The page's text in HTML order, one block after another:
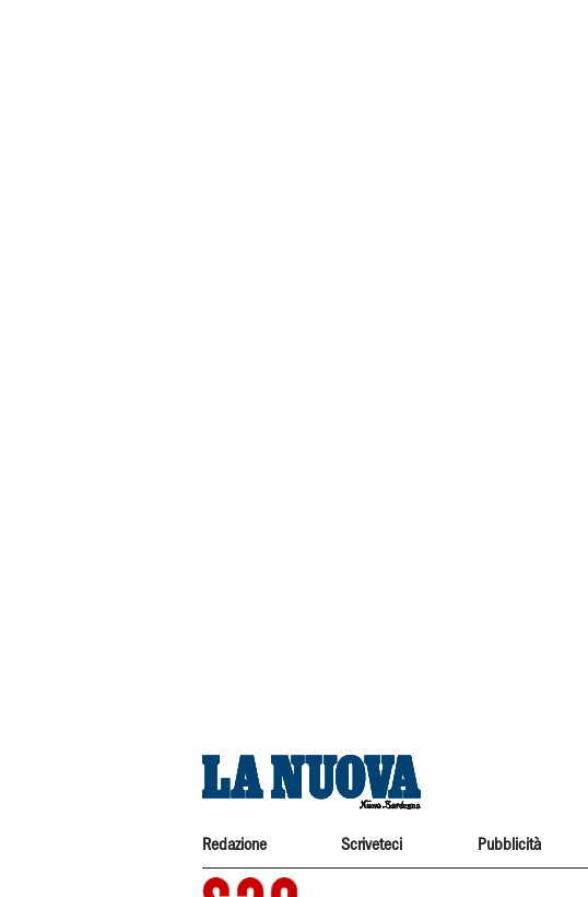
Redazione Scriveteci Pubblicità